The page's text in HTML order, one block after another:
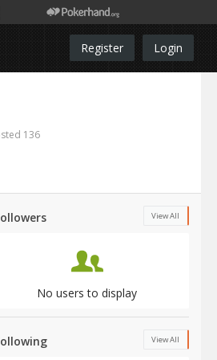
Login
Register
136
View All
No users to display
View All